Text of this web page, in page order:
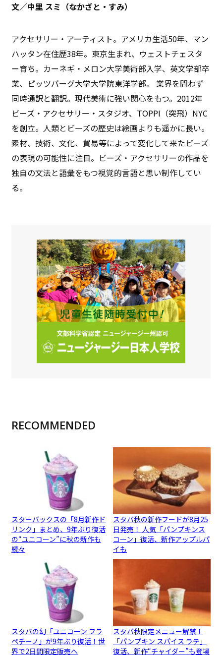
文／中里 スミ（なかざと・すみ）
アクセサリー・アーティスト。アメリカ生活50年、マン
ハッタン在住歴38年。東京生まれ、ウェストチェスタ
ー育ち。カーネギ・メロン大学美術部入学、英文学部卒
業、ピッツバーグ大学大学院東洋学部。 業界を問わず
同時通訳と翻訳。現代美術に強い関心をもつ。2012年
ビーズ・アクセサリー・スタジオ、TOPPI（突飛）NYC
を創立。人類とビーズの歴史は絵画よりも遥かに長い。
素材、技術、文化、貿易等によって変化して来たビーズ
の表現の可能性に注目。ビーズ・アクセサリーの作品を
独自の文法と語彙をもつ視覚的言語と思い制作してい
る。
RECOMMENDED
スターバックスの「8月新作ド
リンク」まとめ、9年ぶり復活
の“ユニコーン”に秋の新作も
続々
スタバ秋の新作フードが8月25
日発売！ 人気「パンプキンス
コーン」復活、新作アップルパ
イも
スタバの幻「ユニコーン フラ
ペチーノ」が9年ぶり復活！世
界で2日間限定販売へ
スタバ秋限定メニュー解禁！
「パンプキン スパイス ラテ」
復活、新作“チャイダー”も登場